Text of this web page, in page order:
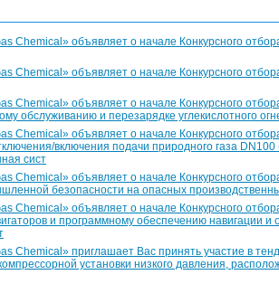
Chemical» объявляет о начале Конкурсного
Chemical» объявляет о начале Конкурсного
Chemical» объявляет о начале Конкурсного
обслуживанию и перезарядке углекислотного
Chemical» объявляет о начале Конкурсного
включения подачи природного газа
сист
Chemical» объявляет о начале Конкурсного
безопасности на опасных
Chemical» объявляет о начале Конкурсного
и программному обеспечению навигации
Chemical» приглашает Вас принять участие в
установки низкого давления,